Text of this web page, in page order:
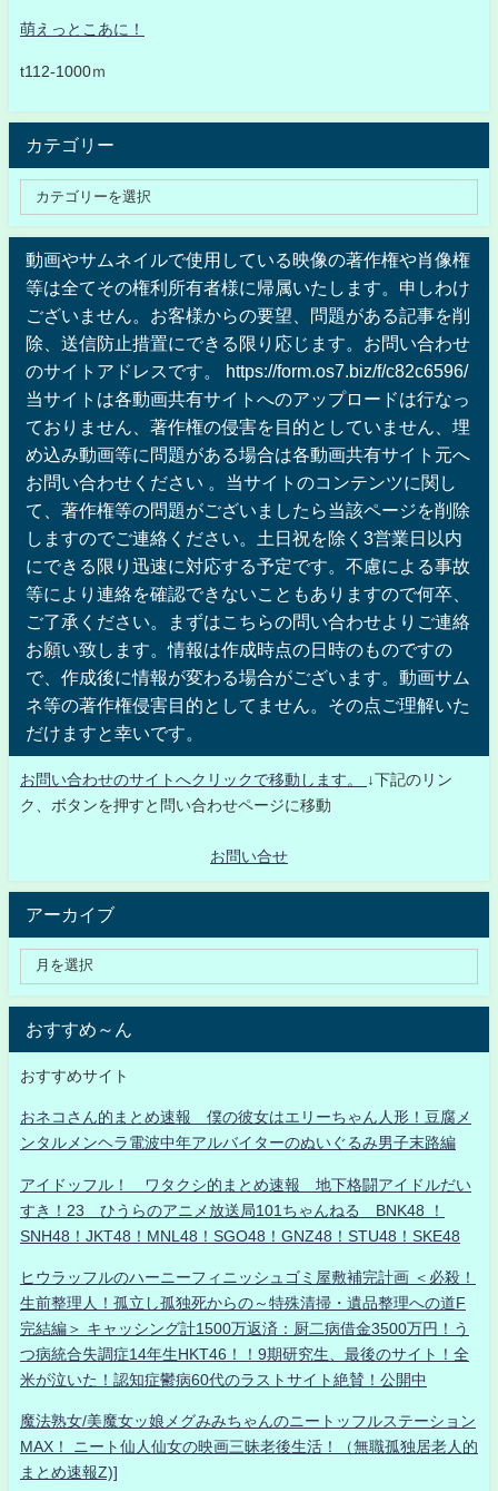
萌えっとこあに！
t112-1000ｍ
カテゴリー
動画やサムネイルで使用している映像の著作権や肖像権
等は全てその権利所有者様に帰属いたします。申しわけ
ございません。お客様からの要望、問題がある記事を削
除、送信防止措置にできる限り応じます。お問い合わせ
のサイトアドレスです。 https://form.os7.biz/f/c82c6596/
当サイトは各動画共有サイトへのアップロードは行なっ
ておりません、著作権の侵害を目的としていません、埋
め込み動画等に問題がある場合は各動画共有サイト元へ
お問い合わせください 。当サイトのコンテンツに関し
て、著作権等の問題がございましたら当該ページを削除
しますのでご連絡ください。土日祝を除く3営業日以内
にできる限り迅速に対応する予定です。不慮による事故
等により連絡を確認できないこともありますので何卒、
ご了承ください。まずはこちらの問い合わせよりご連絡
お願い致します。情報は作成時点の日時のものですの
で、作成後に情報が変わる場合がございます。動画サム
ネ等の著作権侵害目的としてません。その点ご理解いた
だけますと幸いです。
お問い合わせのサイトへクリックで移動します。
↓下記のリン
ク、ボタンを押すと問い合わせページに移動
お問い合せ
アーカイブ
おすすめ～ん
おすすめサイト
おネコさん的まとめ速報 僕の彼女はエリーちゃん人形！豆腐メ
ンタルメンヘラ電波中年アルバイターのぬいぐるみ男子末路編
アイドッフル！ ワタクシ的まとめ速報 地下格闘アイドルだい
すき！23 ひうらのアニメ放送局101ちゃんねる BNK48 ！
SNH48！JKT48！MNL48！SGO48！GNZ48！STU48！SKE48
ヒウラッフルのハーニーフィニッシュゴミ屋敷補完計画 ＜必殺！
生前整理人！孤立し孤独死からの～特殊清掃・遺品整理への道F
完結編＞ キャッシング計1500万返済：厨二病借金3500万円！う
つ病統合失調症14年生HKT46！！9期研究生、最後のサイト！全
米が泣いた！認知症鬱病60代のラストサイト絶賛！公開中
魔法熟女/美魔女ッ娘メグみみちゃんのニートッフルステーション
MAX！ ニート仙人仙女の映画三昧老後生活！（無職孤独居老人的
まとめ速報Z)]